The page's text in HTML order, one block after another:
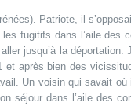
Patriote, il
fugitifs dans l’aile des
jusqu’à la
et après bien des
Un voisin qui savait
séjour dans l’aile des